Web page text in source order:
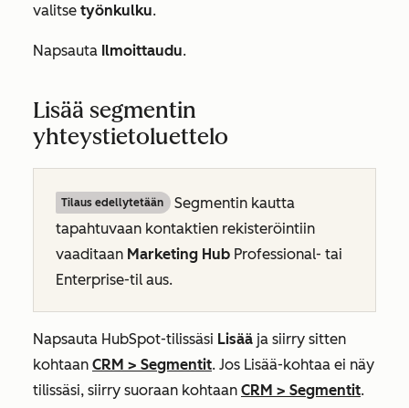
valitse työnkulku.
Napsauta Ilmoittaudu.
Lisää segmentin
yhteystietoluettelo
Tilaus edellytetään
Segmentin kautta
tapahtuvaan kontaktien rekisteröintiin
vaaditaan Marketing Hub Professional- tai
Enterprise-til aus.
Napsauta HubSpot-tilissäsi Lisää ja siirry sitten
kohtaan CRM > Segmentit. Jos Lisää-kohtaa ei näy
tilissäsi, siirry suoraan kohtaan CRM > Segmentit.